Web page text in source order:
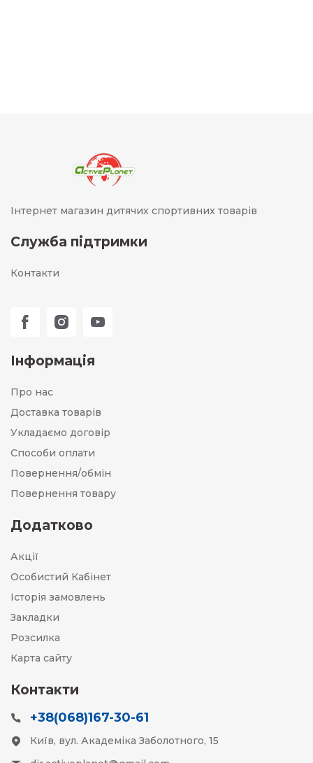
Інтернет магазин дитячих спортивних товарів
Служба підтримки
Контакти
Інформація
Про нас
Доставка товарів
Укладаємо договір
Способи оплати
Повернення/обмін
Повернення товару
Додатково
Акції
Особистий Кабінет
Історія замовлень
Закладки
Розсилка
Карта сайту
Контакти
+38(068)167-30-61
Київ, вул. Академіка Заболотного, 15